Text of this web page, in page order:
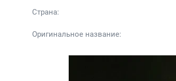
Страна:
Оригинальное название: